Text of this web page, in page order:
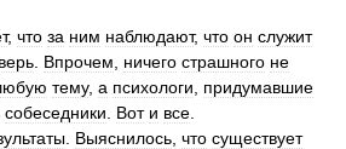
, что за ним наблюдают, что он служит
Впрочем ничего страшного не
тему, а психологи
придумавшие
собеседники Вот и все
Выяснилось что существует